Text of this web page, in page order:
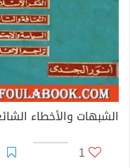
1